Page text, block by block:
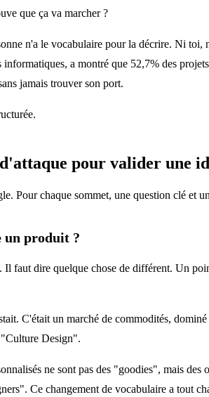
que ça va marcher ?
n'a le vocabulaire pour la décrire. Ni
a montré que 52,7% des
jamais trouver son port.
pour valider une
Pour chaque sommet, une question clé et
un produit ?
faut dire quelque chose de différent. Un
C'était un marché de commodités,
Design".
ne sont pas des "goodies", mais
Ce changement de vocabulaire a tout